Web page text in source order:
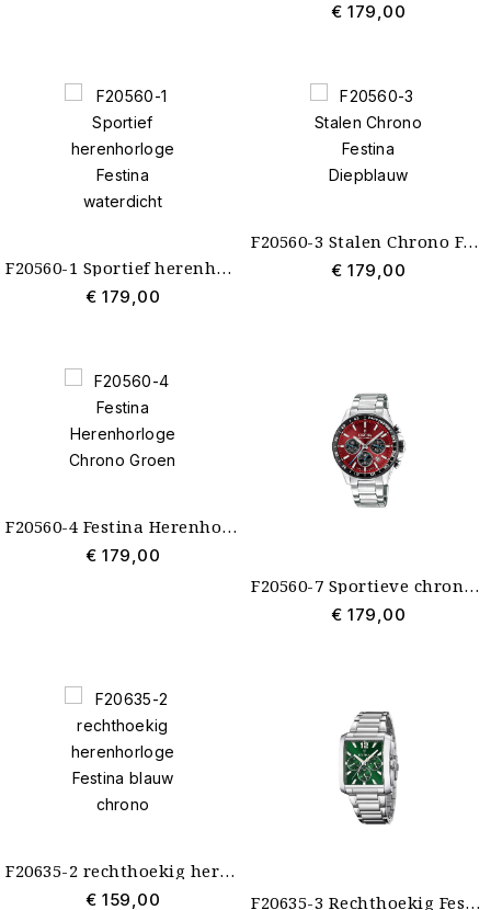
€ 179,00
F20560-1 Sportief herenhorloge Festina waterdicht
€ 179,00
F20560-3 Stalen Chrono Festina Diepblauw
€ 179,00
F20560-4 Festina Herenhorloge Chrono Groen
€ 179,00
F20560-7 Sportieve chrono rood-zwart Festina
€ 179,00
F20635-2 rechthoekig herenhorloge Festina blauw chrono
€ 159,00 F20635-3 Rechthoekig Festina herenhorloge groen chrono